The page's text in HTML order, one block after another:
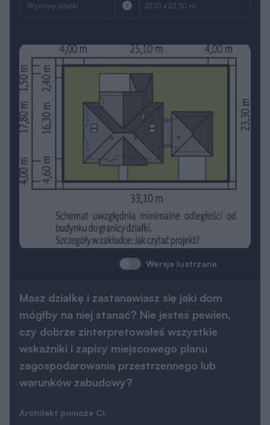
Wymiary działki 33.10 x 23.30 m
Wersja lustrzana
Masz działkę i zastanawiasz się jaki dom
mógłby na niej stanąć? Nie jesteś pewien,
czy dobrze zinterpretowałeś wszystkie
wskaźniki i zapisy miejscowego planu
zagospodarowania przestrzennego lub
warunków zabudowy?
Architekt pomoże Ci: